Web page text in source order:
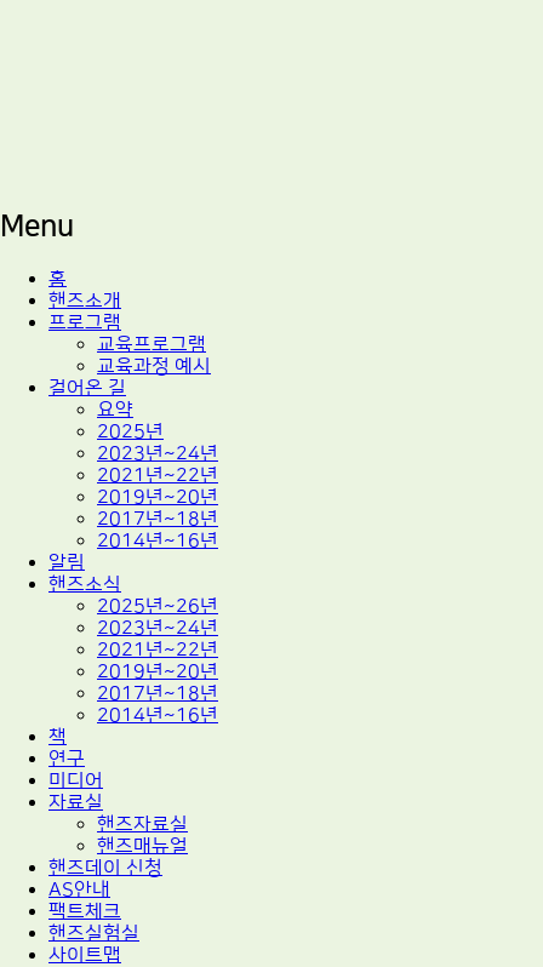
Menu
Skip
content
홈
핸즈소개
프로그램
교육프로그램
교육과정 예시
걸어온 길
요약
2025년
2023년~24년
2021년~22년
2019년~20년
2017년~18년
2014년~16년
알림
핸즈소식
2025년~26년
2023년~24년
2021년~22년
2019년~20년
2017년~18년
2014년~16년
책
연구
미디어
자료실
핸즈자료실
핸즈매뉴얼
핸즈데이 신청
AS안내
팩트체크
핸즈실험실
사이트맵